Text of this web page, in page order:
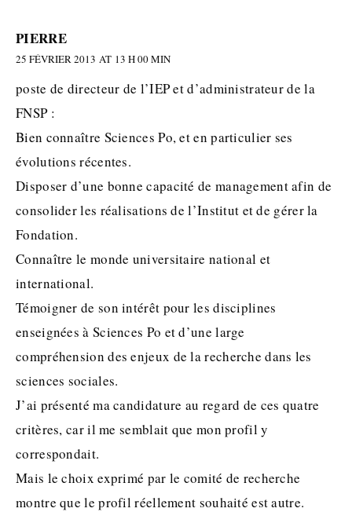
PIERRE
25 FÉVRIER 2013 AT 13 H 00 MIN
poste de directeur de l’IEP et d’administrateur de la
FNSP :
Bien connaître Sciences Po, et en particulier ses
évolutions récentes.
Disposer d’une bonne capacité de management afin de
consolider les réalisations de l’Institut et de gérer la
Fondation.
Connaître le monde universitaire national et
international.
Témoigner de son intérêt pour les disciplines
enseignées à Sciences Po et d’une large
compréhension des enjeux de la recherche dans les
sciences sociales.
J’ai présenté ma candidature au regard de ces quatre
critères, car il me semblait que mon profil y
correspondait.
Mais le choix exprimé par le comité de recherche
montre que le profil réellement souhaité est autre.